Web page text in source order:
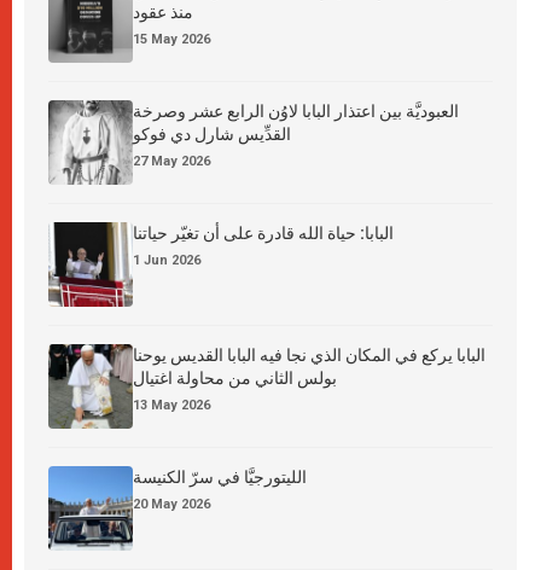
منذ عقود
15 May 2026
العبوديَّة بين اعتذار البابا لاوُن الرابع عشر وصرخة
القدِّيس شارل دي فوكو
27 May 2026
البابا: حياة الله قادرة على أن تغيّر حياتنا
1 Jun 2026
البابا يركع في المكان الذي نجا فيه البابا القديس يوحنا
بولس الثاني من محاولة اغتيال
13 May 2026
الليتورجيَّا في سرّ الكنيسة
20 May 2026